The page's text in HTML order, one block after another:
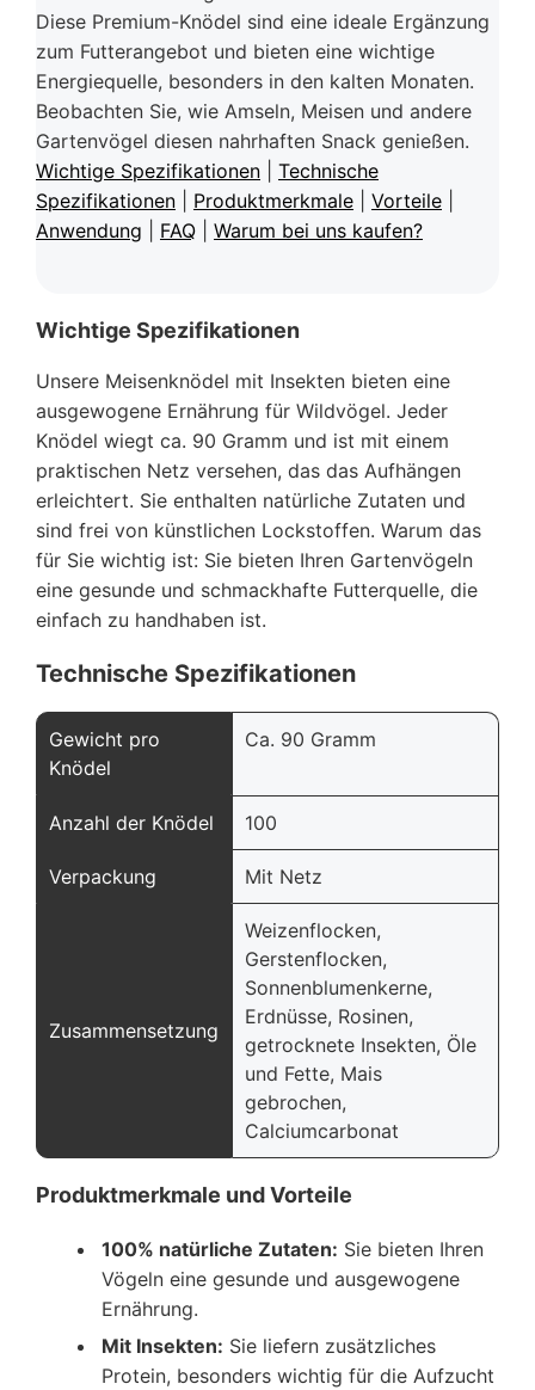
Diese Premium-Knödel sind eine ideale Ergänzung
zum Futterangebot und bieten eine wichtige
Energiequelle, besonders in den kalten Monaten.
Beobachten Sie, wie Amseln, Meisen und andere
Gartenvögel diesen nahrhaften Snack genießen.
Wichtige Spezifikationen
Technische
Spezifikationen
Produktmerkmale Vorteile
Anwendung
FAQ Warum bei uns kaufen?
Wichtige Spezifikationen
Unsere Meisenknödel mit Insekten bieten eine
ausgewogene Ernährung für Wildvögel. Jeder
Knödel wiegt ca. 90 Gramm und ist mit einem
praktischen Netz versehen, das das Aufhängen
erleichtert. Sie enthalten natürliche Zutaten und
sind frei von künstlichen Lockstoffen. Warum das
für Sie wichtig ist: Sie bieten Ihren Gartenvögeln
eine gesunde und schmackhafte Futterquelle, die
einfach zu handhaben ist.
Technische Spezifikationen
Gewicht pro
Knödel
Ca. 90 Gramm
Anzahl der Knödel 100
Verpackung Mit Netz
Zusammensetzung
Weizenflocken,
Gerstenflocken,
Sonnenblumenkerne,
Erdnüsse, Rosinen,
getrocknete Insekten, Öle
und Fette, Mais
gebrochen,
Calciumcarbonat
Produktmerkmale und Vorteile
100% natürliche Zutaten: Sie bieten Ihren
Vögeln eine gesunde und ausgewogene
Ernährung.
Mit Insekten: Sie liefern zusätzliches
Protein, besonders wichtig für die Aufzucht